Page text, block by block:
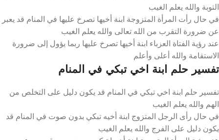
التوبة والله يعلم الغيب
في حال رأت المرأة المتزوجة ابنة أخيها تصرخ عليها في المنام قد يعبر
عن ضرورة التقرب من الله تعالى والله يعلم الغيب
عند رؤية الفتاة العزباء ابنة أخيها تصرخ عليها ربما يؤول إلى ضرورة
الاستقامة والله أعلى وأعلم
تفسير حلم ابنة اخي تبكي في المنام
تفسير حلم ابنة اخي تبكي في المنام قد يكون دليل على التخلص من
الهم والله يعلم الغيب
في حال رأى الرجل المتزوج ابنة أخيه تبكي بدون صوت في المنام قد
يكون دليل على الفرج والله يعلم الغيب